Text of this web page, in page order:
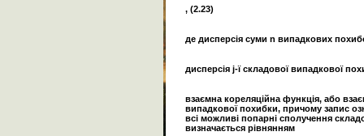
, (2.23)
де дисперсія суми n випадкових
дисперсія j-ї складової випадкової
взаємна кореляційна функція, або
випадкової похибки, причому запис
всі можливі попарні сполучення
визначається рівнянням